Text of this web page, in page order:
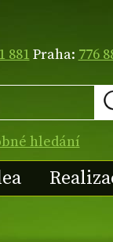
881Praha: 776
hledání